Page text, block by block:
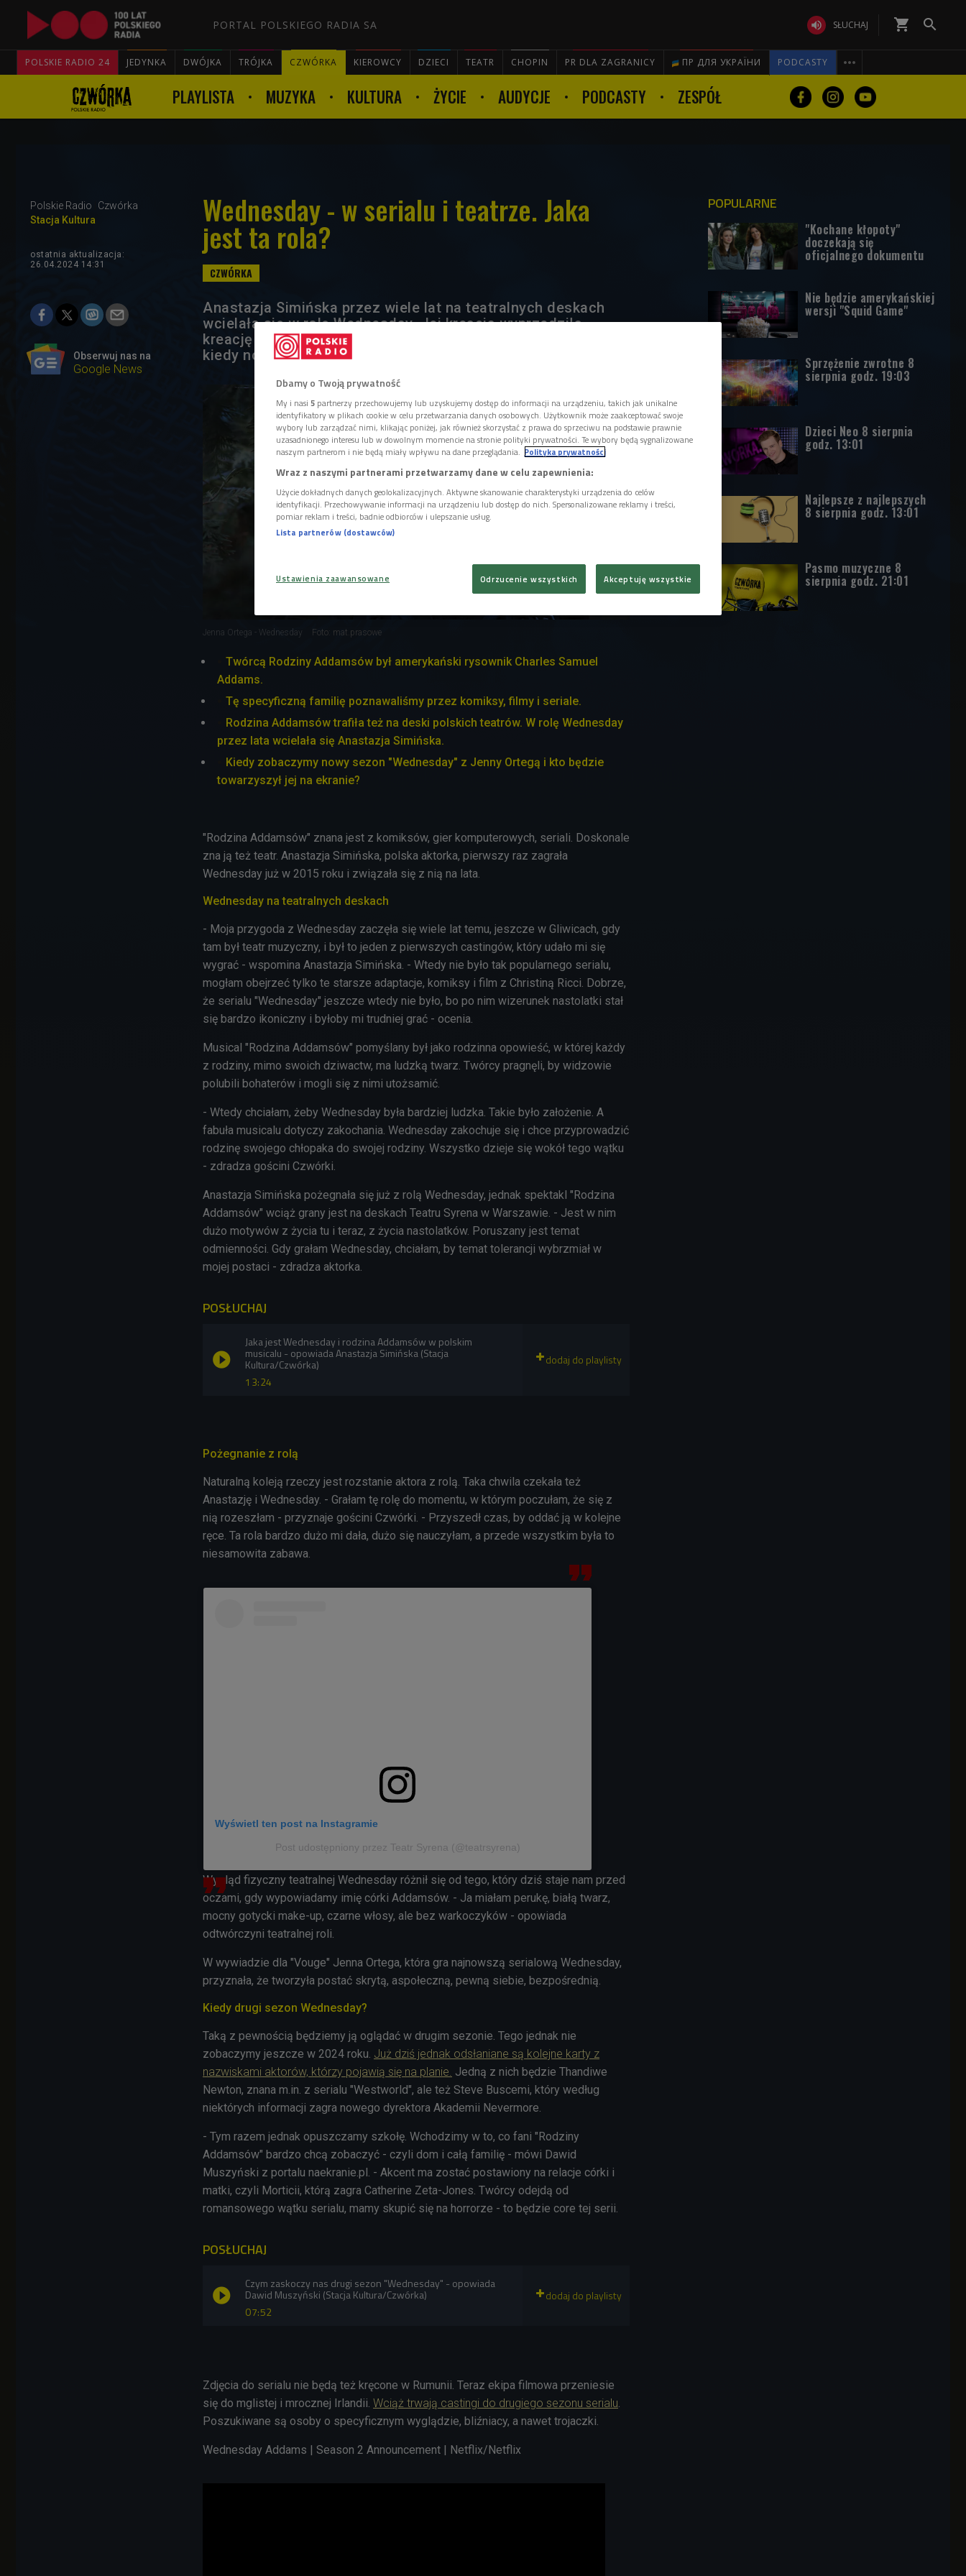
PORTAL POLSKIEGO RADIA SA  SŁUCHAJ shopping_cart 
POLSKIE RADIO 24 JEDYNKA DWÓJKA TRÓJKA CZWÓRKA KIEROWCY DZIECI TEATR CHOPIN PR DLA ZAGRANICY ПР ДЛЯ УКРАЇНИ PODCASTY 

PLAYLISTA MUZYKA KULTURA ŻYCIE AUDYCJE PODCASTY ZESPÓŁ
Polskie Radio
Czwórka
Stacja Kultura
Wednesday - w serialu i teatrze. Jaka
jest ta rola?
ostatnia aktualizacja:
26.04.2024 14:31
Obserwuj nas na
Google News
Anastazja Simińska przez wiele lat na teatralnych deskach
wcielała się w rolę Wednesday. Jej kreacja wyprzedziła
kreację Jenny Ortegi, którą znamy z serialu. Sprawdzamy,
kiedy nowy sezon "Wednesday".
Jenna Ortega - Wednesday Foto: mat.prasowe
Twórcą Rodziny Addamsów był amerykański rysownik Charles Samuel
Addams.
Tę specyficzną familię poznawaliśmy przez komiksy, filmy i seriale.
Rodzina Addamsów trafiła też na deski polskich teatrów. W rolę Wednesday
przez lata wcielała się Anastazja Simińska.
Kiedy zobaczymy nowy sezon "Wednesday" z Jenny Ortegą i kto będzie
towarzyszył jej na ekranie?
"Rodzina Addamsów" znana jest z komiksów, gier komputerowych, seriali. Doskonale
zna ją też teatr. Anastazja Simińska, polska aktorka, pierwszy raz zagrała
Wednesday już w 2015 roku i związała się z nią na lata.
Wednesday na teatralnych deskach
- Moja przygoda z Wednesday zaczęła się wiele lat temu, jeszcze w Gliwicach, gdy
tam był teatr muzyczny, i był to jeden z pierwszych castingów, który udało mi się
wygrać - wspomina Anastazja Simińska. - Wtedy nie było tak popularnego serialu,
mogłam obejrzeć tylko te starsze adaptacje, komiksy i film z Christiną Ricci. Dobrze,
że serialu "Wednesday" jeszcze wtedy nie było, bo po nim wizerunek nastolatki stał
się bardzo ikoniczny i byłoby mi trudniej grać - ocenia.
Musical "Rodzina Addamsów" pomyślany był jako rodzinna opowieść, w której każdy
z rodziny, mimo swoich dziwactw, ma ludzką twarz. Twórcy pragnęli, by widzowie
polubili bohaterów i mogli się z nimi utożsamić.
- Wtedy chciałam, żeby Wednesday była bardziej ludzka. Takie było założenie. A
fabuła musicalu dotyczy zakochania. Wednesday zakochuje się i chce przyprowadzić
rodzinę swojego chłopaka do swojej rodziny. Wszystko dzieje się wokół tego wątku
- zdradza gościni Czwórki.
Anastazja Simińska pożegnała się już z rolą Wednesday, jednak spektakl "Rodzina
Addamsów" wciąż grany jest na deskach Teatru Syrena w Warszawie. - Jest w nim
dużo motywów z życia tu i teraz, z życia nastolatków. Poruszany jest temat
odmienności. Gdy grałam Wednesday, chciałam, by temat tolerancji wybrzmiał w
mojej postaci - zdradza aktorka.
POSŁUCHAJ
13:24
Jaka jest Wednesday i rodzina Addamsów w polskim
musicalu - opowiada Anastazja Simińska (Stacja
Kultura/Czwórka)
Pożegnanie z rolą
Naturalną koleją rzeczy jest rozstanie aktora z rolą. Taka chwila czekała też
Anastazję i Wednesday. - Grałam tę rolę do momentu, w którym poczułam, że się z
nią rozeszłam - przyznaje gościni Czwórki. - Przyszedł czas, by oddać ją w kolejne
ręce. Ta rola bardzo dużo mi dała, dużo się nauczyłam, a przede wszystkim była to
niesamowita zabawa.
Wyświetl ten post na Instagramie
Post udostępniony przez Teatr Syrena (@teatrsyrena)
Wygląd fizyczny teatralnej Wednesday różnił się od tego, który dziś staje nam przed
oczami, gdy wypowiadamy imię córki Addamsów. - Ja miałam perukę, białą twarz,
mocny gotycki make-up, czarne włosy, ale bez warkoczyków - opowiada
odtwórczyni teatralnej roli.
W wywiadzie dla "Vouge" Jenna Ortega, która gra najnowszą serialową Wednesday,
przyznała, że tworzyła postać skrytą, aspołeczną, pewną siebie, bezpośrednią.
Kiedy drugi sezon Wednesday?
Taką z pewnością będziemy ją oglądać w drugim sezonie. Tego jednak nie
zobaczymy jeszcze w 2024 roku. Już dziś jednak odsłaniane są kolejne karty z
nazwiskami aktorów, którzy pojawią się na planie. Jedną z nich będzie Thandiwe
Newton, znana m.in. z serialu "Westworld", ale też Steve Buscemi, który według
niektórych informacji zagra nowego dyrektora Akademii Nevermore.
- Tym razem jednak opuszczamy szkołę. Wchodzimy w to, co fani "Rodziny
Addamsów" bardzo chcą zobaczyć - czyli dom i całą familię - mówi Dawid
Muszyński z portalu naekranie.pl. - Akcent ma zostać postawiony na relacje córki i
matki, czyli Morticii, którą zagra Catherine Zeta-Jones. Twórcy odejdą od
romansowego wątku serialu, mamy skupić się na horrorze - to będzie core tej serii.
POSŁUCHAJ
07:52
Czym zaskoczy nas drugi sezon "Wednesday" - opowiada
Dawid Muszyński (Stacja Kultura/Czwórka)
Zdjęcia do serialu nie będą też kręcone w Rumunii. Teraz ekipa filmowa przeniesie
się do mglistej i mrocznej Irlandii. Wciąż trwają castingi do drugiego sezonu serialu.
Poszukiwane są osoby o specyficznym wyglądzie, bliźniacy, a nawet trojaczki.
Wednesday Addams | Season 2 Announcement | Netflix/Netflix
POPULARNE
"Kochane kłopoty"
doczekają się
oficjalnego dokumentu
Nie będzie amerykańskiej
wersji "Squid Game"
Sprzężenie zwrotne 8
sierpnia godz. 19:03
Dzieci Neo 8 sierpnia
godz. 13:01
Najlepsze z najlepszych
8 sierpnia godz. 13:01
Pasmo muzyczne 8
sierpnia godz. 21:01
Dbamy o Twoją prywatność
My i nasi 5 partnerzy przechowujemy lub uzyskujemy dostęp do informacji na urządzeniu, takich jak unikalne
identyfikatory w plikach cookie w celu przetwarzania danych osobowych. Użytkownik może zaakceptować swoje
wybory lub zarządzać nimi, klikając poniżej, jak również skorzystać z prawa do sprzeciwu na podstawie prawnie
uzasadnionego interesu lub w dowolnym momencie na stronie polityki prywatności. Te wybory będą sygnalizowane
naszym partnerom i nie będą miały wpływu na dane przeglądania. Polityka prywatności
Wraz z naszymi partnerami przetwarzamy dane w celu zapewnienia:
Użycie dokładnych danych geolokalizacyjnych. Aktywne skanowanie charakterystyki urządzenia do celów
identyfikacji. Przechowywanie informacji na urządzeniu lub dostęp do nich. Spersonalizowane reklamy i treści,
pomiar reklam i treści, badnie odbiorców i ulepszanie usług.
Lista partnerów (dostawców)
Ustawienia zaawansowane Odrzucenie wszystkich Akceptuję wszystkie